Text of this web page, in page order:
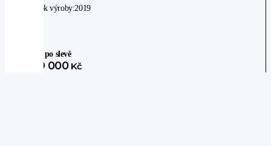
Rok výroby:2019
Cena po slevě
399 000Kč